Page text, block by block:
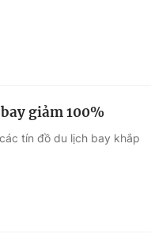
giảm 100%
tín đồ du lịch bay khắp